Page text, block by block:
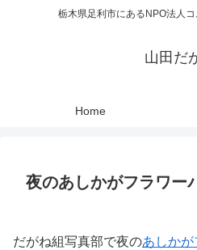
栃木県足利市にあるNPO法人
山田だ
Home
夜のあしかがフラワー
だがね組写真部で夜のあしかが